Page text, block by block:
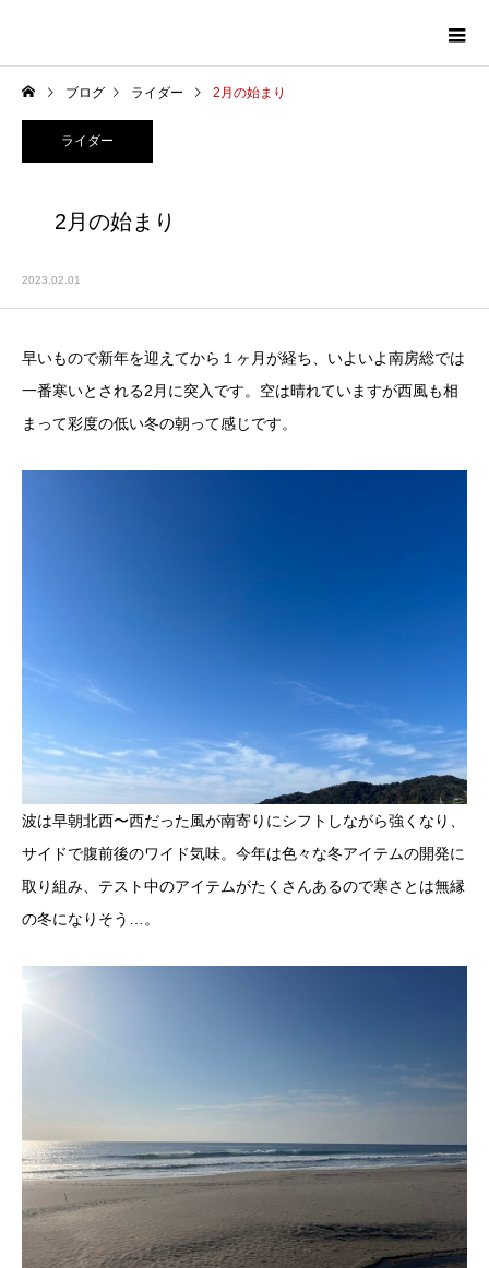
ブログ ライダー 2月の始まり
ライダー
2月の始まり
2023.02.01
早いもので新年を迎えてから１ヶ月が経ち、いよいよ南房総では
一番寒いとされる2月に突入です。空は晴れていますが西風も相
まって彩度の低い冬の朝って感じです。
波は早朝北西〜西だった風が南寄りにシフトしながら強くなり、
サイドで腹前後のワイド気味。今年は色々な冬アイテムの開発に
取り組み、テスト中のアイテムがたくさんあるので寒さとは無縁
の冬になりそう…。